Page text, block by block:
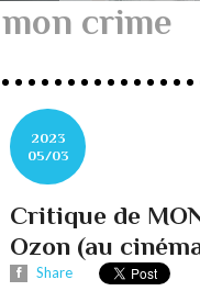
mon crime
2023
05/03
Critique de
Ozon (au
Share